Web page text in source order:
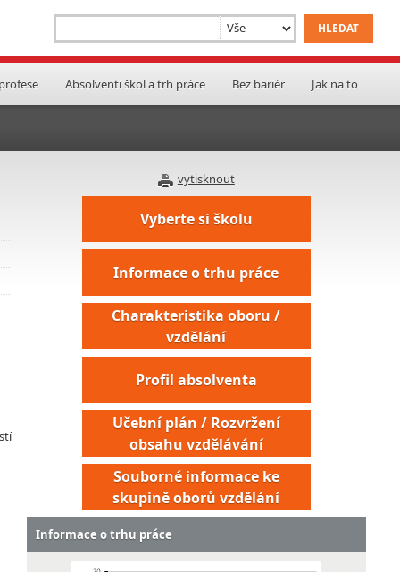
Absolventi škol a trh práce Bez bariér Jak na to
vytisknout
Vyberte si školu
Informace o trhu práce
Charakteristika oboru /
vzdělání
Profil absolventa
Učební plán / Rozvržení
obsahu vzdělávání
Souborné informace ke
skupině oborů vzdělání
Informace o trhu práce